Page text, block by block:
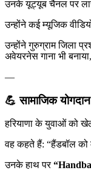
उनके यूट्यूब चैनल पर
उन्होंने कई म्यूजिक
उन्होंने गुरुग्राम जिला
अवेयरनेस गाना भी
—
💪 सामाजिक
हरियाणा के युवाओं को
वह कहते हैं: “हैंडबॉल को
उनके हाथ पर